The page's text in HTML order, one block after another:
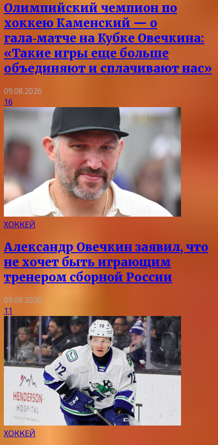
Олимпийский чемпион по
хоккею Каменский — о
гала‑матче на Кубке Овечкина:
«Такие игры еще больше
объединяют и сплачивают нас»
09.08.2026
16
ХОККЕЙ
Александр Овечкин заявил, что
не хочет быть играющим
тренером сборной России
09.08.2026
11
ХОККЕЙ